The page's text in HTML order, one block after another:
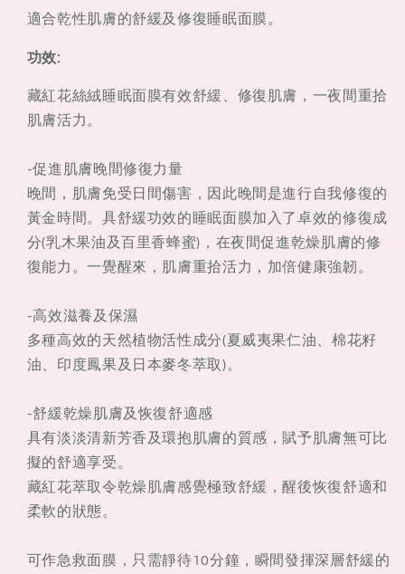
絨
眠
面
膜
絨
面
適合乾性肌膚的舒緩及修復睡眠面膜。
功效:
藏紅花絲絨睡眠面膜有效舒緩、修復肌膚，一夜間重拾
肌膚活力。
-促進肌膚晚間修復力量
晚間，肌膚免受日間傷害，因此晚間是進行自我修復的
黃金時間。具舒緩功效的睡眠面膜加入了卓效的修復成
分(乳木果油及百里香蜂蜜)，在夜間促進乾燥肌膚的修
復能力。一覺醒來，肌膚重拾活力，加倍健康強韌。
-高效滋養及保濕
多種高效的天然植物活性成分(夏威夷果仁油、棉花籽
油、印度鳳果及日本麥冬萃取)。
-舒緩乾燥肌膚及恢復舒適感
具有淡淡清新芳香及環抱肌膚的質感，賦予肌膚無可比
擬的舒適享受。
藏紅花萃取令乾燥肌膚感覺極致舒緩，醒後恢復舒適和
柔軟的狀態。
可作急救面膜，只需靜待10分鐘，瞬間發揮深層舒緩的